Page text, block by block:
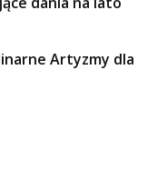
Artyzmy dla